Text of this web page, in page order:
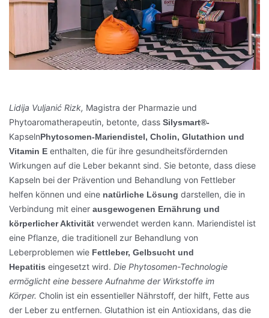
Lidija Vuljanić Rizk, Magistra der Pharmazie und
Phytoaromatherapeutin, betonte, dass Silysmart®-
KapselnPhytosomen-Mariendistel, Cholin, Glutathion und
Vitamin E enthalten, die für ihre gesundheitsfördernden
Wirkungen auf die Leber bekannt sind. Sie betonte, dass diese
Kapseln bei der Prävention und Behandlung von Fettleber
helfen können und eine natürliche Lösung darstellen, die in
Verbindung mit einer ausgewogenen Ernährung und
körperlicher Aktivität verwendet werden kann. Mariendistel ist
eine Pflanze, die traditionell zur Behandlung von
Leberproblemen wie Fettleber, Gelbsucht und
Hepatitis eingesetzt wird. Die Phytosomen-Technologie
ermöglicht eine bessere Aufnahme der Wirkstoffe im
Körper. Cholin ist ein essentieller Nährstoff, der hilft, Fette aus
der Leber zu entfernen. Glutathion ist ein Antioxidans, das die